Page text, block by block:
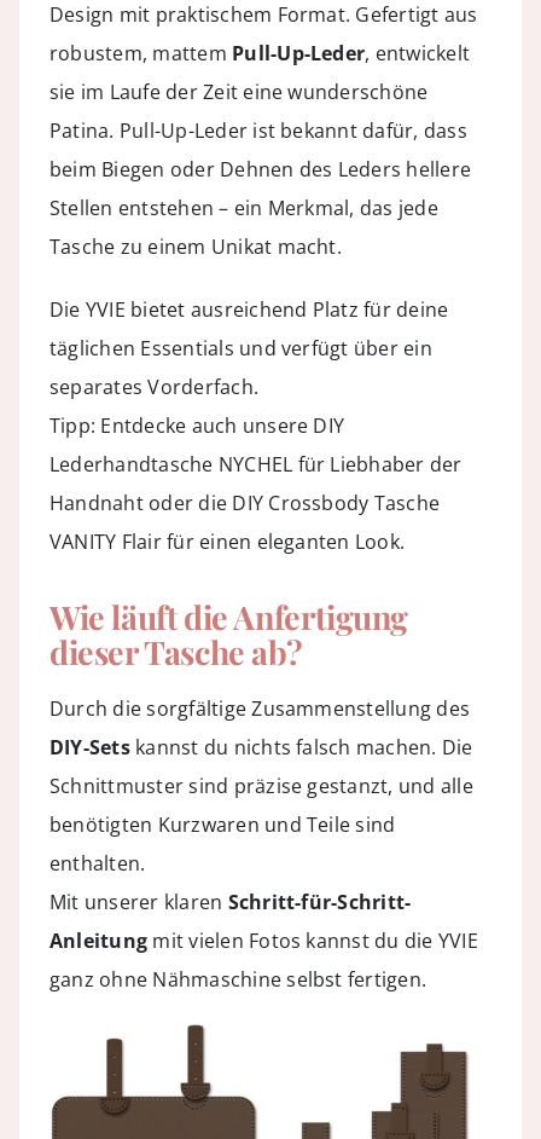
Design mit praktischem Format. Gefertigt aus
robustem, mattem Pull-Up-Leder, entwickelt
sie im Laufe der Zeit eine wunderschöne
Patina. Pull-Up-Leder ist bekannt dafür, dass
beim Biegen oder Dehnen des Leders hellere
Stellen entstehen – ein Merkmal, das jede
Tasche zu einem Unikat macht.
Die YVIE bietet ausreichend Platz für deine
täglichen Essentials und verfügt über ein
separates Vorderfach.
Tipp: Entdecke auch unsere DIY
Lederhandtasche NYCHEL für Liebhaber der
Handnaht oder die DIY Crossbody Tasche
VANITY Flairfür einen eleganten Look.
Wie läuft die Anfertigung
dieser Tasche ab?
Durch die sorgfältige Zusammenstellung des
DIY-Setskannst du nichts falsch machen. Die
Schnittmuster sind präzise gestanzt, und alle
benötigten Kurzwaren und Teile sind
enthalten.
Mit unserer klaren Schritt-für-Schritt-
Anleitung mit vielen Fotos kannst du die YVIE
ganz ohne Nähmaschine selbst fertigen.